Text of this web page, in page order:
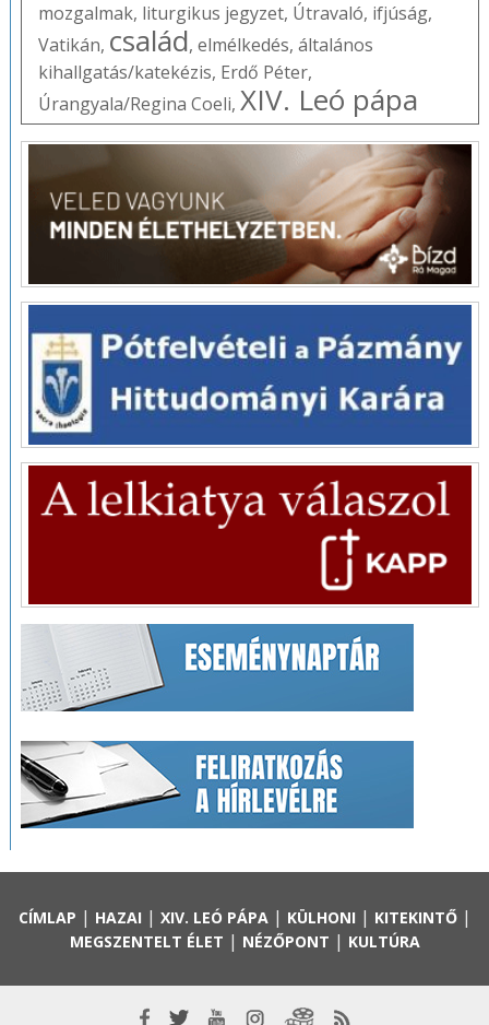
mozgalmak, liturgikus jegyzet, Útravaló, ifjúság,
Vatikán, család, elmélkedés, általános
kihallgatás/katekézis, Erdő Péter,
Úrangyala/Regina Coeli, XIV. Leó pápa
CÍMLAP | HAZAI | XIV. LEÓ PÁPA| KÜLHONI | KITEKINTŐ|
MEGSZENTELT ÉLET | NÉZŐPONT | KULTÚRA